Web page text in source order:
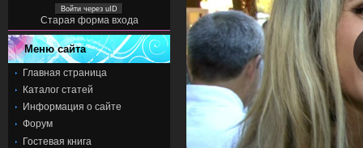
Войти через uID
Старая форма входа
Меню сайта
Главная страница
Каталог статей
Информация о сайте
Форум
Гостевая книга